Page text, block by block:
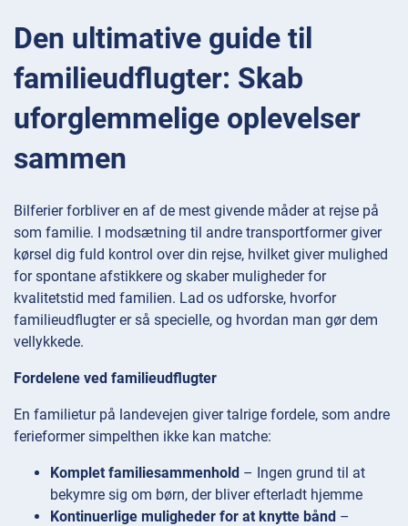
Den ultimative guide til
familieudflugter: Skab
uforglemmelige oplevelser
sammen
Bilferier forbliver en af de mest givende måder at rejse på
som familie. I modsætning til andre transportformer giver
kørsel dig fuld kontrol over din rejse, hvilket giver mulighed
for spontane afstikkere og skaber muligheder for
kvalitetstid med familien. Lad os udforske, hvorfor
familieudflugter er så specielle, og hvordan man gør dem
vellykkede.
Fordelene ved familieudflugter
En familietur på landevejen giver talrige fordele, som andre
ferieformer simpelthen ikke kan matche:
Komplet familiesammenhold – Ingen grund til at
bekymre sig om børn, der bliver efterladt hjemme
Kontinuerlige muligheder for at knytte bånd –